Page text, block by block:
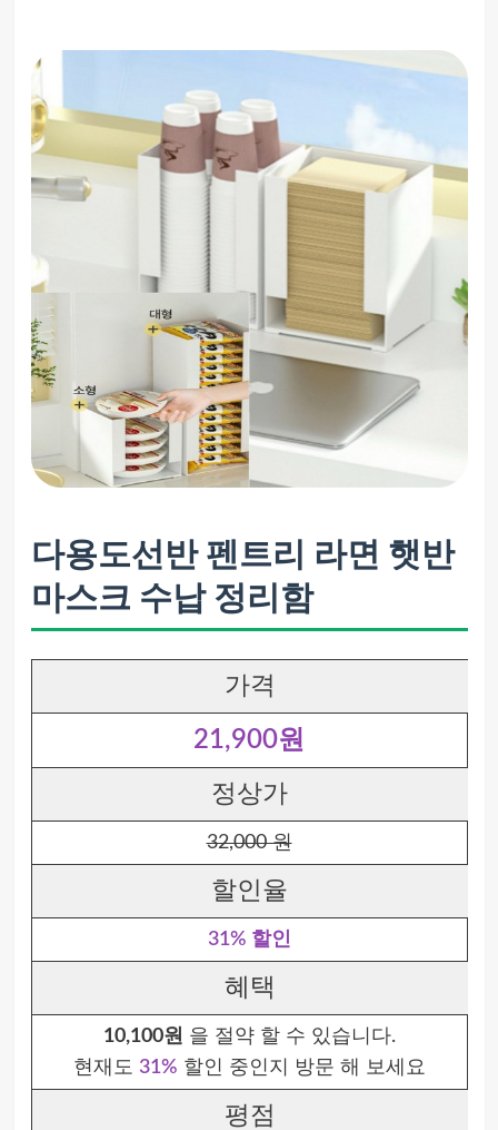
다용도선반 펜트리 라면 햇반
마스크 수납 정리함
가격
21,900원
정상가
32,000 원
할인율
31% 할인
혜택
10,100원 을 절약 할 수 있습니다.
현재도 31% 할인 중인지 방문 해 보세요
평점